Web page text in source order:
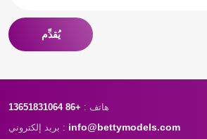
يُقدِّم
هاتف : +86 13651831064
بريد إلكتروني : info@bettymodels.com